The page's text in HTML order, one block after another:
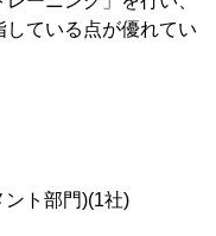
している点が優れてい
ト部門)(1社)